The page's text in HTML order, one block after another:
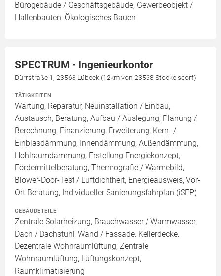
Bürogebäude / Geschäftsgebäude, Gewerbeobjekt /
Hallenbauten, Ökologisches Bauen
SPECTRUM - Ingenieurkontor
Dürrstraße 1, 23568 Lübeck (12km von 23568 Stockelsdorf)
TÄTIGKEITEN
Wartung, Reparatur, Neuinstallation / Einbau,
Austausch, Beratung, Aufbau / Auslegung, Planung /
Berechnung, Finanzierung, Erweiterung, Kern- /
Einblasdämmung, Innendämmung, Außendämmung,
Hohlraumdämmung, Erstellung Energiekonzept,
Fördermittelberatung, Thermografie / Wärmebild,
Blower-Door-Test / Luftdichtheit, Energieausweis, Vor-
Ort Beratung, Individueller Sanierungsfahrplan (iSFP)
GEBÄUDETEILE
Zentrale Solarheizung, Brauchwasser / Warmwasser,
Dach / Dachstuhl, Wand / Fassade, Kellerdecke,
Dezentrale Wohnraumlüftung, Zentrale
Wohnraumlüftung, Lüftungskonzept,
Raumklimatisierung